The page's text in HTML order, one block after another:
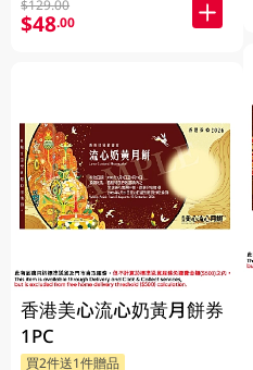
$129.00
$48.00
香港美心流心奶黃月餅券
1PC
買2件送1件贈品